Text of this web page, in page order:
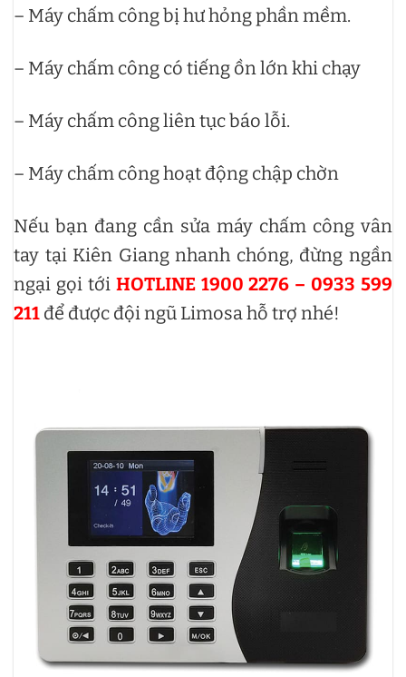
– Máy chấm công bị hư hỏng phần mềm.
– Máy chấm công có tiếng ồn lớn khi chạy
– Máy chấm công liên tục báo lỗi.
– Máy chấm công hoạt động chập chờn
Nếu bạn đang cần sửa máy chấm công vân
tay tại Kiên Giang nhanh chóng, đừng ngần
ngại gọi tới HOTLINE 1900 2276 – 0933 599
211 để được đội ngũ Limosa hỗ trợ nhé!